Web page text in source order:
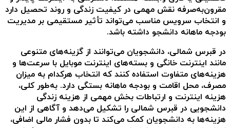
مقرون‌به‌صرفه نقش مهمی در کیفیت زندگی و روند تحصیل دارد
و انتخاب سرویس مناسب می‌تواند تأثیر مستقیمی بر مدیریت
بودجه ماهانه دانشجو داشته باشد.
در قبرس شمالی، دانشجویان می‌توانند از گزینه‌های متنوعی
مانند اینترنت خانگی و بسته‌های اینترنت موبایل با سرعت‌ها و
هزینه‌های متفاوت استفاده کنند که انتخاب هرکدام به میزان
مصرف، محل اقامت و بودجه ماهانه بستگی دارد. به‌طور کلی،
هزینه اینترنت و ارتباطات بخش مهمی از هزینه زندگی
دانشجویی در قبرس شمالی را تشکیل می‌دهد و آگاهی از این
هزینه‌ها به دانشجویان کمک می‌کند تا بدون فشار مالی اضافی،